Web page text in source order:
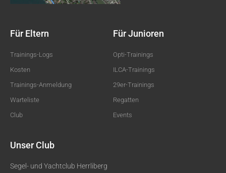
Für Eltern
Trainings-Logs
Kosten
Trainings-Anmeldung
Warteliste
Club
Für Junioren
Opti-Trainings
ILCA-Trainings
29er-Trainings
Regatten
Events
Unser Club
Segel- und Yachtclub Herrliberg